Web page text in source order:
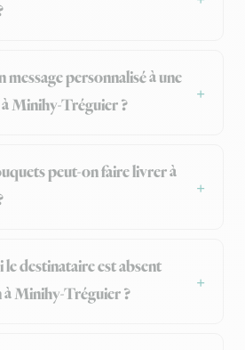
personnalisé à une
Minihy-Tréguier ?
peut-on faire livrer à
le destinataire est absent
à Minihy-Tréguier ?